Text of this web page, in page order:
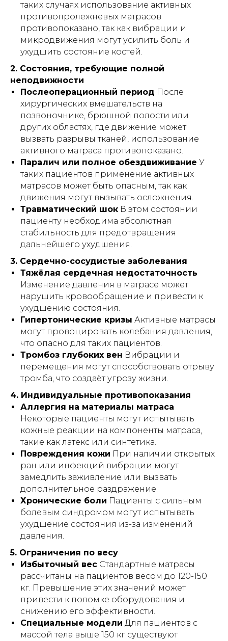
таких случаях использование активных
противопролежневых матрасов
противопоказано, так как вибрации и
микродвижения могут усилить боль и
ухудшить состояние костей.
2. Состояния, требующие полной
неподвижности
Послеоперационный период После
хирургических вмешательств на
позвоночнике, брюшной полости или
других областях, где движение может
вызвать разрывы тканей, использование
активного матраса противопоказано.
Паралич или полное обездвиживание У
таких пациентов применение активных
матрасов может быть опасным, так как
движения могут вызывать осложнения.
Травматический шок В этом состоянии
пациенту необходима абсолютная
стабильность для предотвращения
дальнейшего ухудшения.
3. Сердечно-сосудистые заболевания
Тяжёлая сердечная недостаточность
Изменение давления в матрасе может
нарушить кровообращение и привести к
ухудшению состояния.
Гипертонические кризы Активные матрасы
могут провоцировать колебания давления,
что опасно для таких пациентов.
Тромбоз глубоких вен Вибрации и
перемещения могут способствовать отрыву
тромба, что создаёт угрозу жизни.
4. Индивидуальные противопоказания
Аллергия на материалы матраса
Некоторые пациенты могут испытывать
кожные реакции на компоненты матраса,
такие как латекс или синтетика.
Повреждения кожи При наличии открытых
ран или инфекций вибрации могут
замедлить заживление или вызвать
дополнительное раздражение.
Хронические боли Пациенты с сильным
болевым синдромом могут испытывать
ухудшение состояния из-за изменений
давления.
5. Ограничения по весу
Избыточный вес Стандартные матрасы
рассчитаны на пациентов весом до 120-150
кг. Превышение этих значений может
привести к поломке оборудования и
снижению его эффективности.
Специальные модели Для пациентов с
массой тела выше 150 кг существуют
привезем
кровать
АРЕНДА МЕДИЦИНСКИХ КРОВАТЕЙ
облегчит ежедневный уход
ПОДРОБНЕЕ
7 положений
регулируются пультом -
без усилий
Внимание! Информация,
представленная в данной статье, носит
исключительно ознакомительный
характер и не может заменить
профессиональную медицинскую
консультацию, диагностику или
лечение. Перед использованием
любых рекомендаций, упомянутых в
статье методов лечения, препаратов
или медицинских изделий,
квалифицированным врачом. Помните,
что самолечение может нанести вред
вашему здоровью. Автор и издатель не
несут ответственности за возможные
негативные последствия, вызванные
использованием информации из статьи.